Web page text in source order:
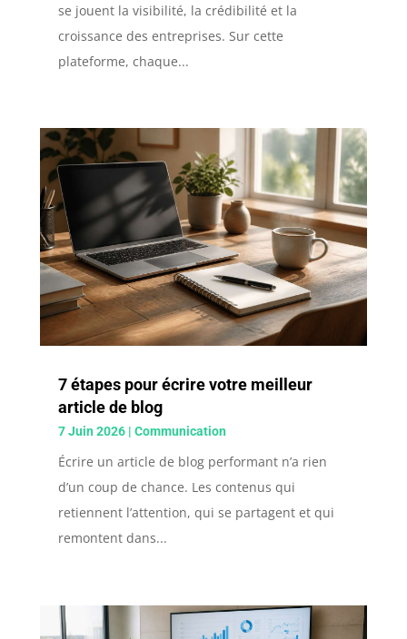
se jouent la visibilité, la crédibilité et la
croissance des entreprises. Sur cette
plateforme, chaque...
7 étapes pour écrire votre meilleur
article de blog
7 Juin 2026| Communication
Écrire un article de blog performant n’a rien
d’un coup de chance. Les contenus qui
retiennent l’attention, qui se partagent et qui
remontent dans...